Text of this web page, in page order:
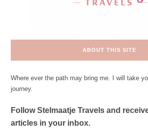
ABOUT THIS SITE
Where ever the path may bring me. I will take
journey.
Follow Stelmaatje Travels and
articles in your inbox.